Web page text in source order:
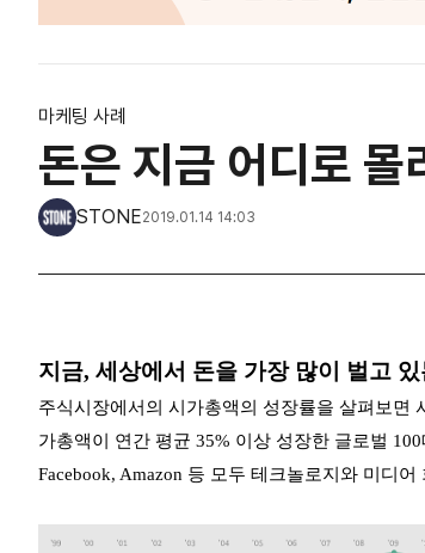
마케팅 사례
돈은 지금 어디로 몰
STONE2019.01.14 14:03
지금, 세상에서 돈을 가장 많이 벌고
주식시장에서의 시가총액의 성장률을 살펴보면
가총액이 연간 평균 35% 이상 성장한 글로벌
Facebook, Amazon 등 모두 테크놀로지와 미디어